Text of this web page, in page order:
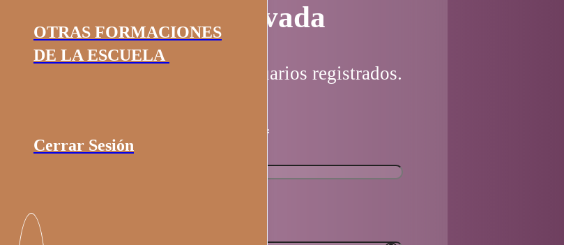
Página privada
Esta página es solo para usuarios registrados.
Nombre de usuario / email *
OTRAS FORMACIONES
DE LA ESCUELA
Cerrar Sesión